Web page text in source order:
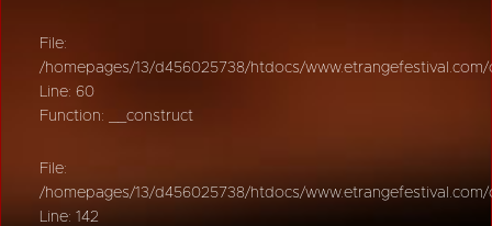
File:
/homepages/13/d456025738/htdocs/
Line: 60
Function: __construct
File:
/homepages/13/d456025738/htdocs/
Line: 142